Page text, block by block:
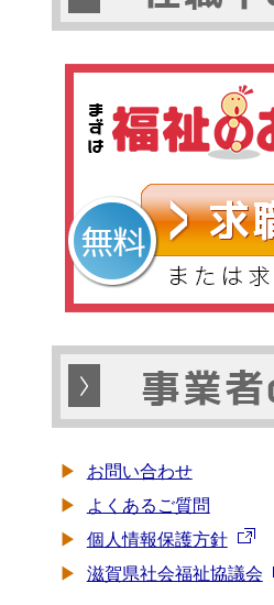
お問い合わせ
よくあるご質問
個人情報保護方針
滋賀県社会福祉協議会